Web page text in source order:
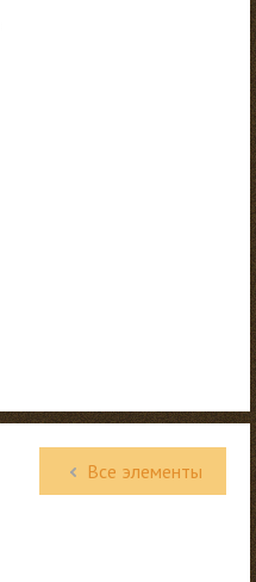
Все элементы